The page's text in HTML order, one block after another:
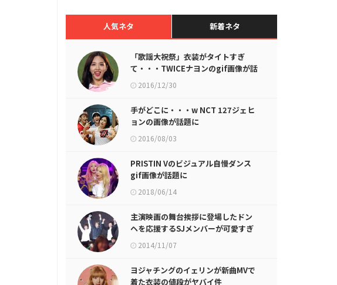
人気ネタ 新着ネタ
「歌謡大祝祭」衣装がタイトすぎ
て・・・TWICEナヨンのgif画像が話
題に2016/12/30
手がどこに・・・w NCT 127ジェヒ
ョンの画像が話題に
2016/08/03
PRISTIN Vのビジュアル自慢ダンス
gif画像が話題に
2018/06/14
主演映画の舞台挨拶に登場したドン
ヘを応援するSJメンバーが可愛すぎ
る件w
2014/11/07
ヨジャチングのイェリンが新曲MVで
着た衣装の値段がヤバイ件